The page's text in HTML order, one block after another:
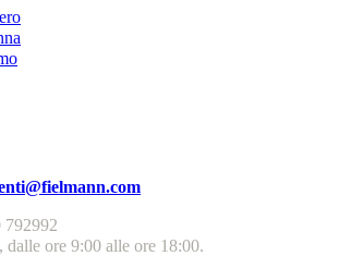
792992
ore 9:00 alle ore 18:00.